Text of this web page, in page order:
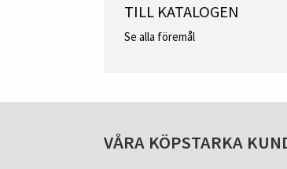
TILL KATALOGEN
Se alla föremål
VÅRA KÖPSTARKA